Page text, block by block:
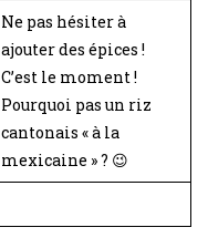
Ne pas hésiter à
ajouter des épices !
C’est le moment !
Pourquoi pas un riz
cantonais « à la
mexicaine » ? 😉